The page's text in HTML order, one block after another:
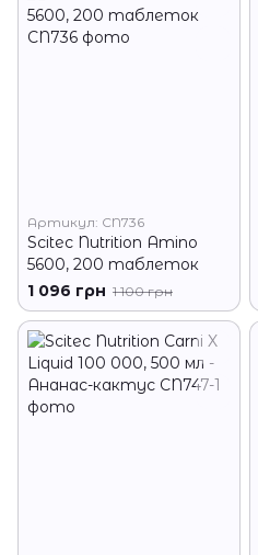
Артикул: CN736
Scitec Nutrition Amino
5600, 200 таблеток
1 096 грн 1 100 грн